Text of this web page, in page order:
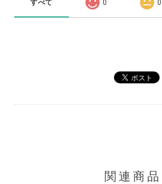
すべて 0 0
関連商品